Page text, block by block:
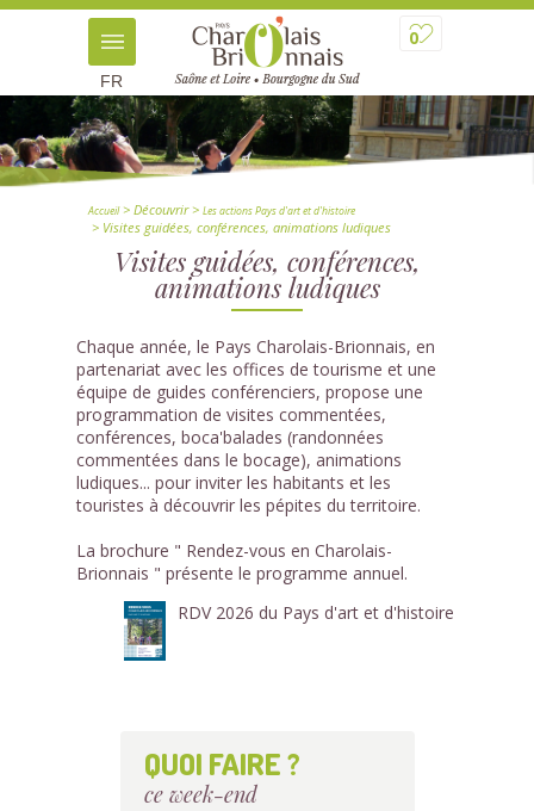
0
FR
Accueil> Découvrir> Les actions Pays d'art et d'histoire
> Visites guidées, conférences, animations ludiques
Visites guidées, conférences,
animations ludiques
Chaque année, le Pays Charolais-Brionnais, en
partenariat avec les offices de tourisme et une
équipe de guides conférenciers, propose une
programmation de visites commentées,
conférences, boca'balades (randonnées
commentées dans le bocage), animations
ludiques... pour inviter les habitants et les
touristes à découvrir les pépites du territoire.
La brochure " Rendez-vous en Charolais-
Brionnais " présente le programme annuel.
RDV 2026 du Pays d'art et d'histoire
QUOI FAIRE ?
ce week-end